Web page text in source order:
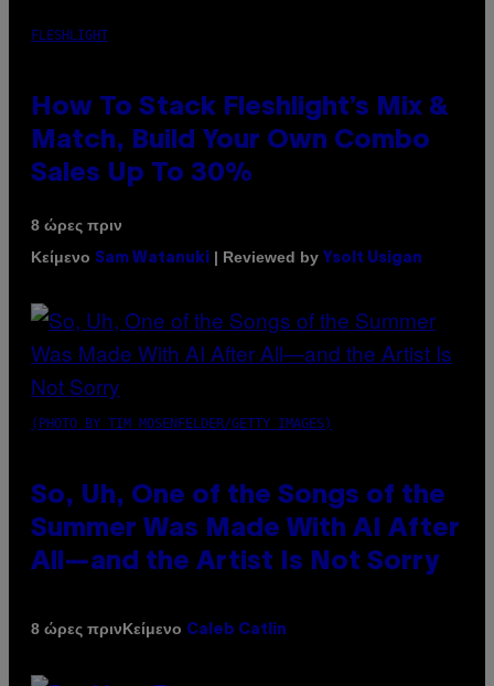
FLESHLIGHT
How To Stack Fleshlight’s Mix &
Match, Build Your Own Combo
Sales Up To 30%
8 ώρες πριν
Κείμενο Sam Watanuki | Reviewed by Ysolt Usigan
(PHOTO BY TIM MOSENFELDER/GETTY IMAGES)
So, Uh, One of the Songs of the
Summer Was Made With AI After
All—and the Artist Is Not Sorry
8 ώρες πρινΚείμενο Caleb Catlin